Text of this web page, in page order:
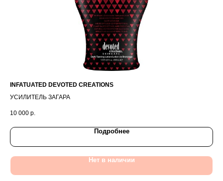
INFATUATED DEVOTED CREATIONS
УСИЛИТЕЛЬ ЗАГАРА
10 000 р.
Подробнее
Нет в наличии